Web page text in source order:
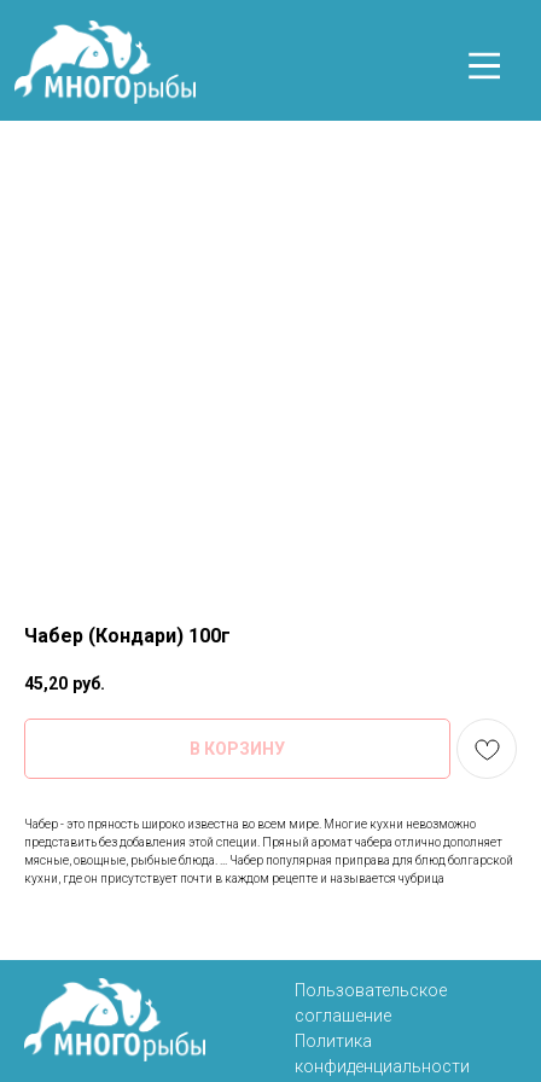
Чабер (Кондари) 100г
45,20 руб.
В КОРЗИНУ
Чабер - это пряность широко известна во всем мире. Многие кухни невозможно
представить без добавления этой специи. Пряный аромат чабера отлично дополняет
мясные, овощные, рыбные блюда. ... Чабер популярная приправа для блюд болгарской
кухни, где он присутствует почти в каждом рецепте и называется чубрица
Пользовательское
соглашение
Политика
конфиденциальности